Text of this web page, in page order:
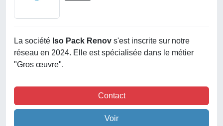
La société Iso Pack Renov s'est inscrite sur notre
réseau en 2024. Elle est spécialisée dans le métier
"Gros œuvre".
Contact
Voir